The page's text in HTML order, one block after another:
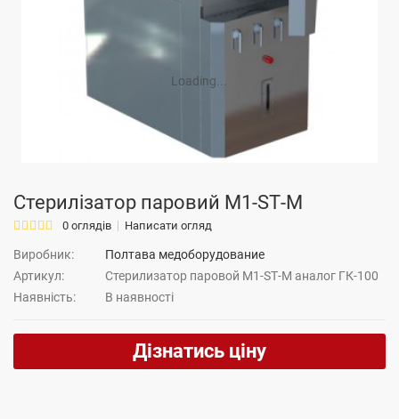
Loading...
Стерилізатор паровий М1-SТ-М
0 оглядів Написати огляд
Виробник:
Полтава медоборудование
Артикул:
Стерилизатор паровой М1-SТ-М аналог ГК-100
Наявність:
В наявності
Дізнатись ціну